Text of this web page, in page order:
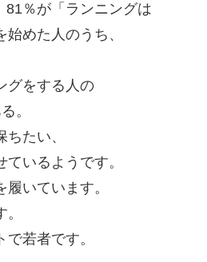
％が「ランニングは
めた人のうち、
グをする人の
。
たい、
いるようです。
いています。
若者です。